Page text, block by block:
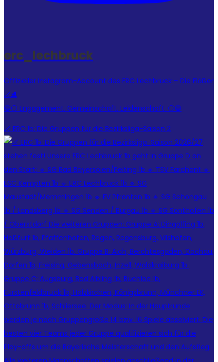
erc_lechbruck
Offizieller Instagram-Account des ERC Lechbruck – Die Flößer
🏒⛸️
🔵⚪ Engagement. Gemeinschaft. Leidenschaft. ⚪🔵
🏒 ERC 1b: Die Gruppen für die Bezirksliga-Saison 2